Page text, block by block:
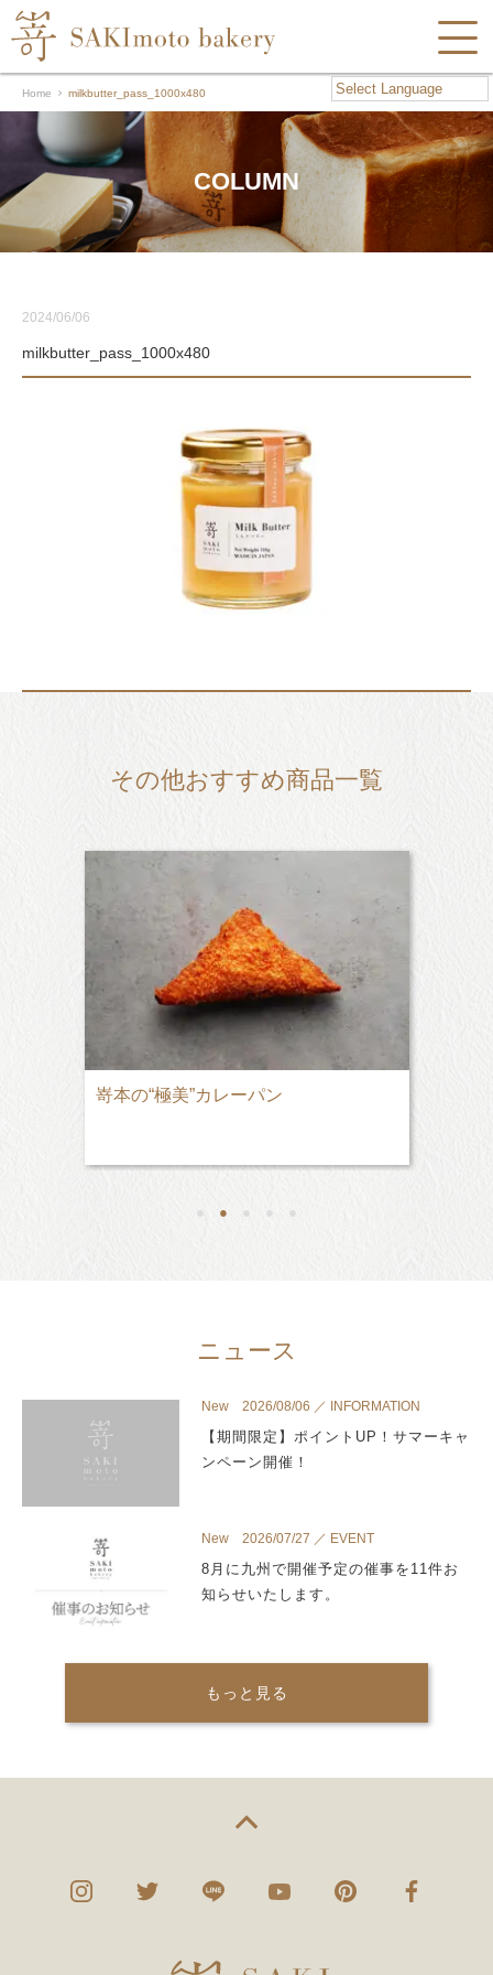
Home milkbutter_pass_1000x480
COLUMN
2024/06/06
milkbutter_pass_1000x480
その他おすすめ商品一覧
嵜本の“極美”カレーパン
● ● ● ● ●
ニュース
New 2026/08/06 ／ INFORMATION
【期間限定】ポイントUP！サマーキャ
ンペーン開催！
New 2026/07/27 ／ EVENT
8月に九州で開催予定の催事を11件お
知らせいたします。
もっと見る